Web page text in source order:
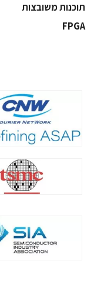
‫תוכנות משובצות‬
‫‪FPGA‬‬